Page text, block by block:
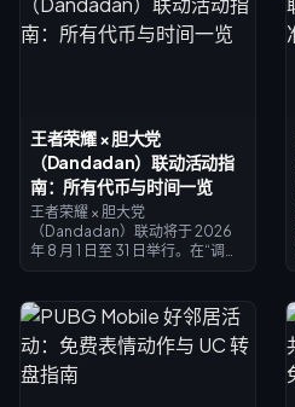
Robux（总计 618）。建议优先
购买“2x 金币”；等你的基础收益
提升到一定程度后，再入手 VIP。
王者荣耀 × 胆大党
（Dandadan）联动活动指
南：所有代币与时间一览
王者荣耀 × 胆大党
（Dandadan）联动将于 2026
年 8 月 1 日至 31 日举行。在“调查
币——这是解锁妲己免费史诗皮肤
“绫濑桃”的核心代币。“灵力觉醒”
将于 8 月 7 日开启，推出墨子的
“地底人/涡卷怪”皮肤，所有兑换
活动均于 8 月 31 日结束。